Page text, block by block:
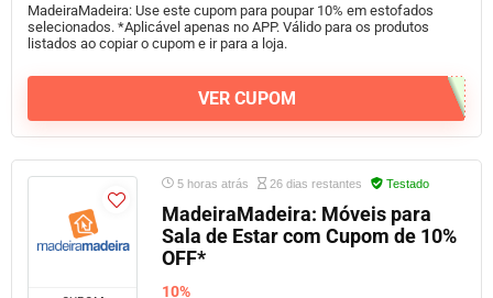
MadeiraMadeira: Use este cupom para poupar 10% em estofados
selecionados. *Aplicável apenas no APP. Válido para os produtos
listados ao copiar o cupom e ir para a loja.
VER CUPOM
5 horas atrás 26 dias restantes Testado
MadeiraMadeira: Móveis para
Sala de Estar com Cupom de 10%
OFF*
10%